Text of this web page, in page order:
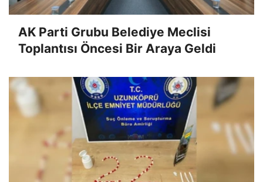
AK Parti Grubu Belediye Meclisi
Toplantısı Öncesi Bir Araya Geldi